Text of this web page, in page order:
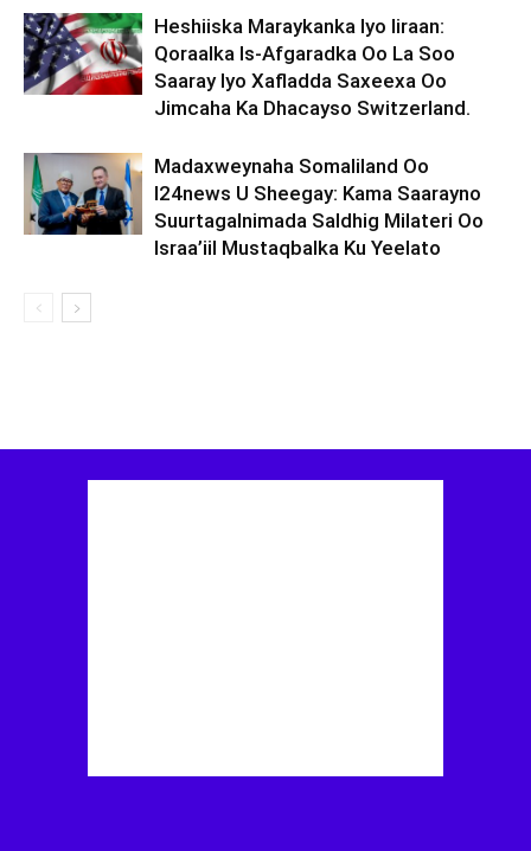
Heshiiska Maraykanka Iyo Iiraan:
Qoraalka Is-Afgaradka Oo La Soo
Saaray Iyo Xafladda Saxeexa Oo
Jimcaha Ka Dhacayso Switzerland.
Madaxweynaha Somaliland Oo
I24news U Sheegay: Kama Saarayno
Suurtagalnimada Saldhig Milateri Oo
Israa’iil Mustaqbalka Ku Yeelato